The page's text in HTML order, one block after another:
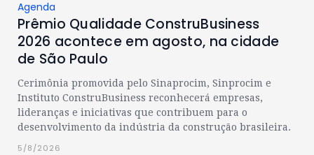
Agenda
Prêmio Qualidade ConstruBusiness
2026 acontece em agosto, na cidade
de São Paulo
Cerimônia promovida pelo Sinaprocim, Sinprocim e
Instituto ConstruBusiness reconhecerá empresas,
lideranças e iniciativas que contribuem para o
desenvolvimento da indústria da construção brasileira.
5/8/2026